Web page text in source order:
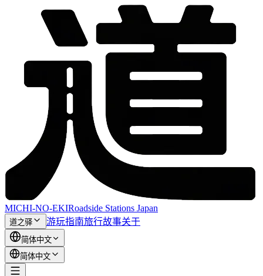
MICHI-NO-EKIRoadside Stations Japan
道之驿 游玩指南旅行故事关于
简体中文
简体中文